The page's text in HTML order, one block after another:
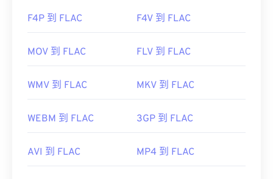
F4P 到 FLAC F4V 到 FLAC
MOV 到 FLAC FLV 到 FLAC
WMV 到 FLAC MKV 到 FLAC
WEBM 到 FLAC 3GP 到 FLAC
AVI 到 FLAC MP4 到 FLAC